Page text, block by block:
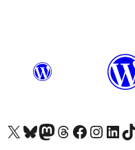
Visit our X (formerly Twitter) account
ഞങ്ങളുടെ ബ്ലൂസ്കൈ അക്കൗണ്ട് സന്ദർശിക്കുക
Visit our Mastodon account
ഞങ്ങളുടെ ത്രെഡ്സ് അക്കൗണ്ട്
Visit our Facebook page
Visit ourVisit our